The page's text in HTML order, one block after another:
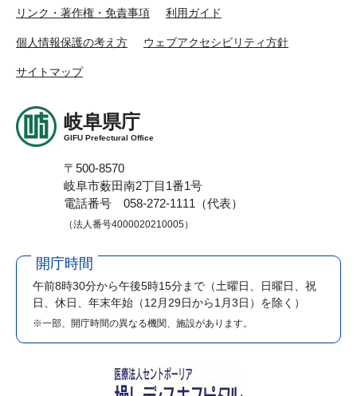
リンク・著作権・免責事項 利用ガイド
個人情報保護の考え方 ウェブアクセシビリティ方針
サイトマップ
岐阜県庁
GIFU Prefectural Office
〒500-8570
岐阜市薮田南2丁目1番1号
電話番号 058-272-1111（代表）
（法人番号4000020210005）
開庁時間
午前8時30分から午後5時15分まで （土曜日、日曜日、祝
日、休日、年末年始（12月29日から1月3日）を除く）
※一部、開庁時間の異なる機関、施設があります。